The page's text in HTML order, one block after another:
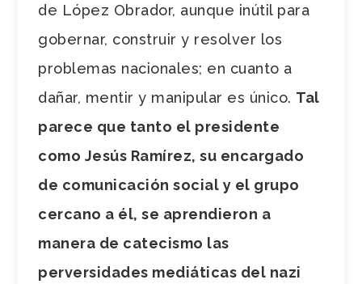
de López Obrador, aunque inútil para
gobernar, construir y resolver los
problemas nacionales; en cuanto a
dañar, mentir y manipular es único. Tal
parece que tanto el presidente
como Jesús Ramírez, su encargado
de comunicación social y el grupo
cercano a él, se aprendieron a
manera de catecismo las
perversidades mediáticas del nazi